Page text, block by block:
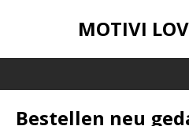
MOTIVI
Bestellen neu